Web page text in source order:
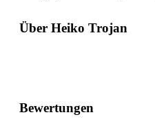
Über Heiko Trojan
Bewertungen